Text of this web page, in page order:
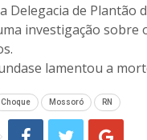
Delegacia de
investigação sobre
lamentou a
Choque Mossoró RN